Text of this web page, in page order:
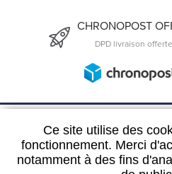
Ce site utilise des
fonctionnement. Merci
notamment à des fins
CHRONOPOST
DPD livraison
6, Rue du 19
57300